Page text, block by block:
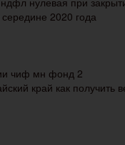
чиф мн фонд 2
край как получить